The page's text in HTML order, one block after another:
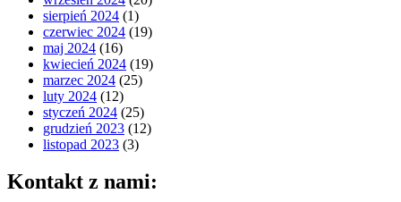
sierpień 2024 (1)
czerwiec 2024 (19)
maj 2024 (16)
kwiecień 2024 (19)
marzec 2024 (25)
luty 2024 (12)
styczeń 2024 (25)
grudzień 2023 (12)
listopad 2023 (3)
Kontakt z nami: